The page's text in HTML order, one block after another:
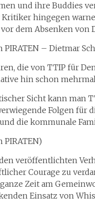
und ihre Buddies
Kritiker hingegen
dem Absenken von
– Dietmar
die von TTIP für
hin schon
Sicht kann man
Folgen für
die kommunale
PIRATEN)
veröffentlichten
Courage zu
Zeit am
Einsatz von